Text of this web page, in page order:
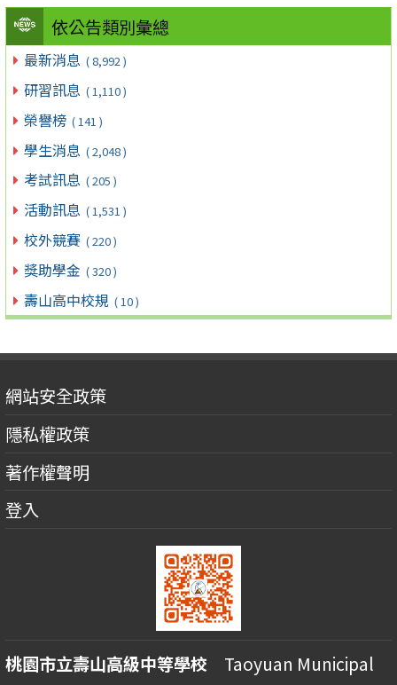
依公告類別彙總
最新消息 ( 8,992 )
研習訊息 ( 1,110 )
榮譽榜 ( 141 )
學生消息 ( 2,048 )
考試訊息 ( 205 )
活動訊息 ( 1,531 )
校外競賽 ( 220 )
獎助學金 ( 320 )
壽山高中校規 ( 10 )
網站安全政策
隱私權政策
著作權聲明
登入
桃園市立壽山高級中等學校 Taoyuan Municipal